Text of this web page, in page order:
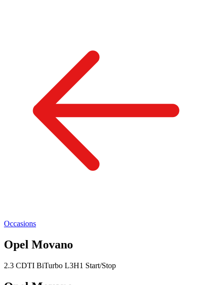
Occasions
Opel Movano
2.3 CDTI BiTurbo L3H1 Start/Stop